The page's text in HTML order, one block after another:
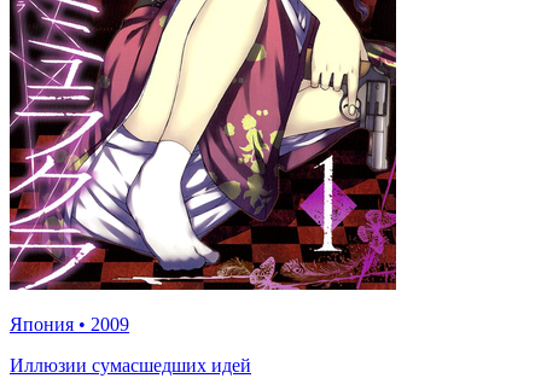
Япония • 2009
Иллюзии сумасшедших идей